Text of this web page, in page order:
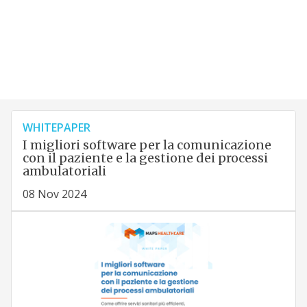
WHITEPAPER
I migliori software per la comunicazione
con il paziente e la gestione dei processi
ambulatoriali
08 Nov 2024